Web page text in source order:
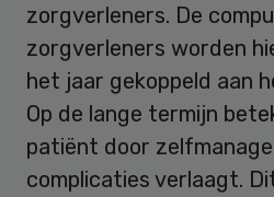
zorgverleners. De
zorgverleners worden
het jaar gekoppeld aan
Op de lange termijn
patiënt door
complicaties verlaagt.